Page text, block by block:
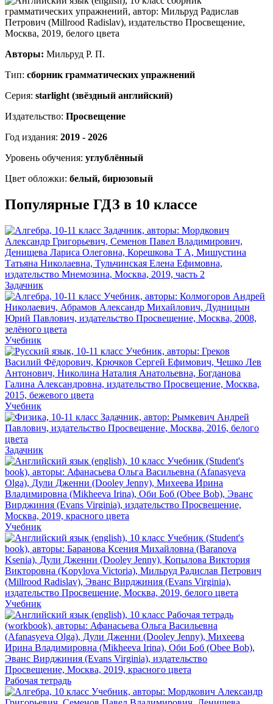
Авторы: Мильруд Р. П.
Тип: сборник грамматических упражнений
Серия: starlight (звёздный английский)
Издательство: Просвещение
Год издания: 2019 - 2026
Уровень обучения: углублённый
Цвет обложки: белый, бирюзовый
Популярные ГДЗ в 10 классе
Задачник
Учебник
Учебник
Задачник
Учебник
Учебник
Рабочая тетрадь